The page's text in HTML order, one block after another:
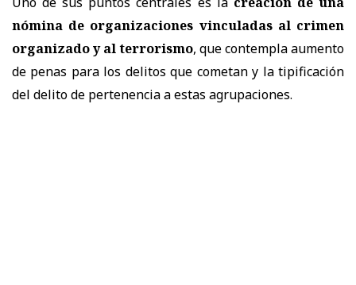
nómina de organizaciones vinculadas al crimen
organizado y al terrorismo, que contempla aumento
de penas para los delitos que cometan y la tipificación
del delito de pertenencia a estas agrupaciones.